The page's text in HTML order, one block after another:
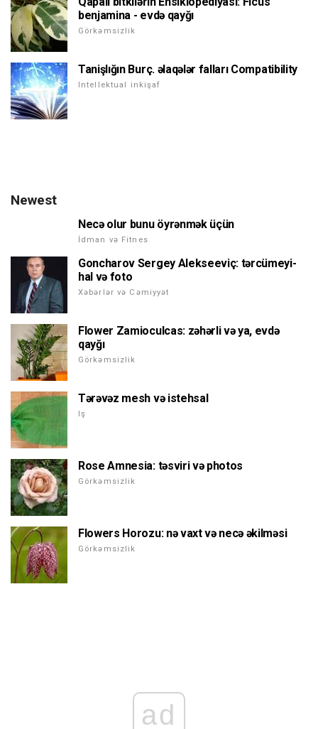
benjamina - evdə qayğı
Görkəmsizlik
Tanişlığın Burç. əlaqələr falları Compatibility
Intellektual inkişaf
Newest
Necə olur bunu öyrənmək üçün
İdman və Fitnes
Goncharov Sergey Alekseeviç: tərcümeyi-
hal və foto
Xəbərlər və Cəmiyyət
Flower Zamioculcas: zəhərli və ya, evdə
qayğı
Görkəmsizlik
Tərəvəz mesh və istehsal
Iş
Rose Amnesia: təsviri və photos
Görkəmsizlik
Flowers Horozu: nə vaxt və necə əkilməsi
Görkəmsizlik
ad